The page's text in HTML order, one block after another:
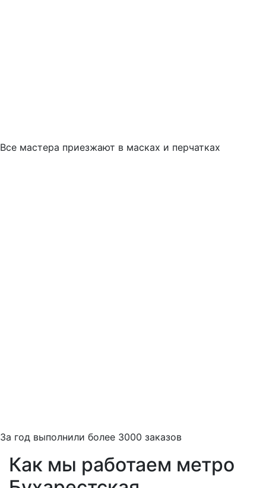
Все мастера приезжают в масках и перчатках
За год выполнили более 3000 заказов
Как мы работаем метро